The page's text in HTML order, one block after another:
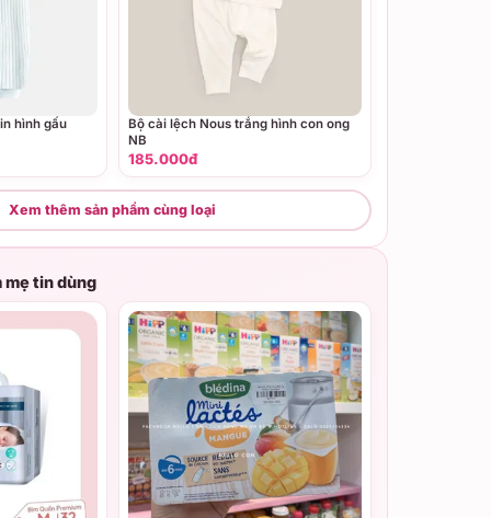
hình gấu
Bộ cài lệch Nous trắng hình con ong
NB
185.000đ
Xem thêm sản phẩm cùng loại
mẹ tin dùng